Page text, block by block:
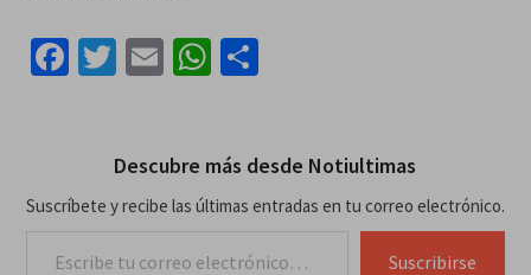
Facebook
Twitter
EmailWhatsApp
Compartir
Descubre más desde Notiultimas
Suscríbete y recibe las últimas entradas en tu correo electrónico.
Suscribirse